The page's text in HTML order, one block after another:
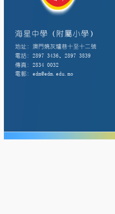
海星中學（附屬小學）
地址: 澳門燒灰爐巷十至十二號
電話: 2897 3436、2897 3839
傳真: 2834 0032
電郵: edm@edm.edu.mo